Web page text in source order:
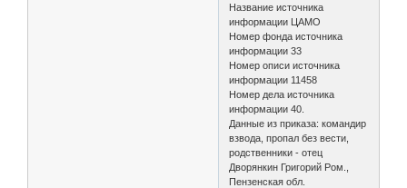
Название источника
информации ЦАМО
Номер фонда источника
информации 33
Номер описи источника
информации 11458
Номер дела источника
информации 40.
Данные из приказа: командир
взвода, пропал без вести,
родственники - отец
Дворянкин Григорий Ром.,
Пензенская обл.